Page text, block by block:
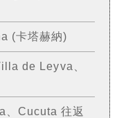
(卡塔赫納)
de Leyva、
、Cucuta 往返